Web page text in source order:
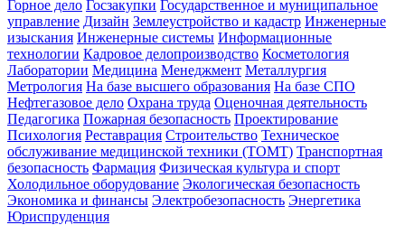
Горное дело Госзакупки Государственное и муниципальное
управление Дизайн Землеустройство и кадастр Инженерные
изыскания Инженерные системы Информационные
технологии Кадровое делопроизводство Косметология
Лаборатории Медицина Менеджмент Металлургия
Метрология На базе высшего образования На базе СПО
Нефтегазовое дело Охрана труда Оценочная деятельность
Педагогика Пожарная безопасность Проектирование
Психология Реставрация Строительство Техническое
обслуживание медицинской техники (ТОМТ) Транспортная
безопасность Фармация Физическая культура и спорт
Холодильное оборудование Экологическая безопасность
Экономика и финансы Электробезопасность Энергетика
Юриспруденция